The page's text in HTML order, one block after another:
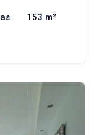
153 m²